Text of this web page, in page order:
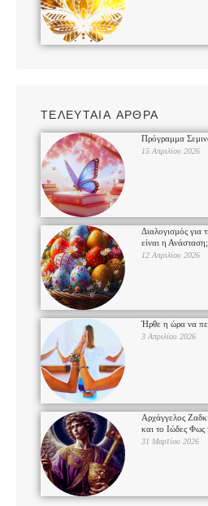
ΤΕΛΕΥΤΑΙΑ ΑΡΘΡΑ
Πρόγραμμα
15 Απριλίου 2026
Διαλογισμός για
είναι η Ανάσταση;
12 Απριλίου 2026
Ήρθε η ώρα να
3 Απριλίου 2026
Αρχάγγελος
και το Ιώδες
31 Μαρτίου 2026